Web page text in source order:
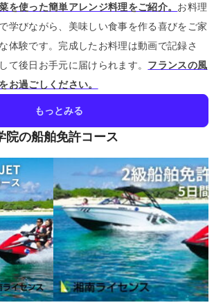
を使った簡単アレンジ料理をご紹介。 お料理
学びながら、美味しい食事を作る喜びをご家
体験です。 完成したお料理は動画で記録さ
て後日お手元に届けられます。 フランスの風
お過ごしください。
もっとみる
院の船舶免許コース